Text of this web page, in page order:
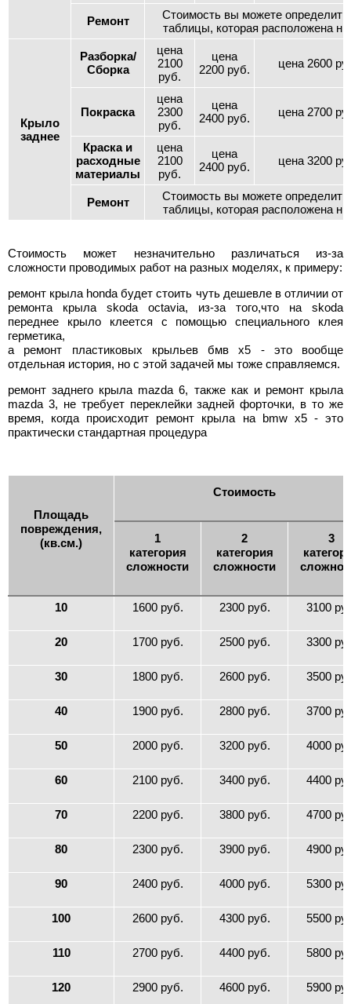
Ремонт
Стоимость вы можете определить
таблицы, которая расположена
Крыло
заднее
Разборка/
Сборка
цена
2100
руб.
цена
2200 руб.
цена 2600
Покраска
цена
2300
руб.
цена
2400 руб.
цена 2700
Краска и
расходные
материалы
цена
2100
руб.
цена
2400 руб.
цена 3200
Ремонт
Стоимость вы можете определить
таблицы, которая расположена
Стоимость может незначительно различаться из-за
сложности проводимых работ на разных моделях, к примеру:
ремонт крыла honda будет стоить чуть дешевле в отличии от
ремонта крыла skoda octavia, из-за того,что на skoda
переднее крыло клеется с помощью специального клея
герметика,
а ремонт пластиковых крыльев бмв х5 - это вообще
отдельная история, но с этой задачей мы тоже справляемся.
ремонт заднего крыла mazda 6, также как и ремонт крыла
mazda 3, не требует переклейки задней форточки, в то же
время, когда происходит ремонт крыла на bmw x5 - это
практически стандартная процедура
Площадь
повреждения,
(кв.см.)
Стоимость
1
категория
сложности
2
категория
сложности
3
10 1600 руб. 2300 руб. 3100
20 1700 руб. 2500 руб. 3300
30 1800 руб. 2600 руб. 3500
40 1900 руб. 2800 руб. 3700
50 2000 руб. 3200 руб. 4000
60 2100 руб. 3400 руб. 4400
70 2200 руб. 3800 руб. 4700
80 2300 руб. 3900 руб. 4900
90 2400 руб. 4000 руб. 5300
100 2600 руб. 4300 руб. 5500
110 2700 руб. 4400 руб. 5800
120 2900 руб. 4600 руб. 5900